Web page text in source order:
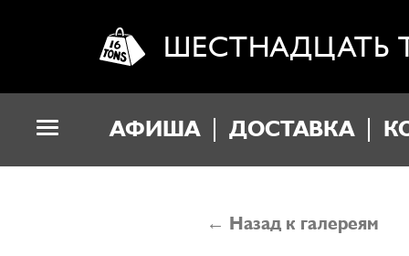
ШЕСТНАДЦАТЬ
АФИША ДОСТАВКА
← Назад к галереям